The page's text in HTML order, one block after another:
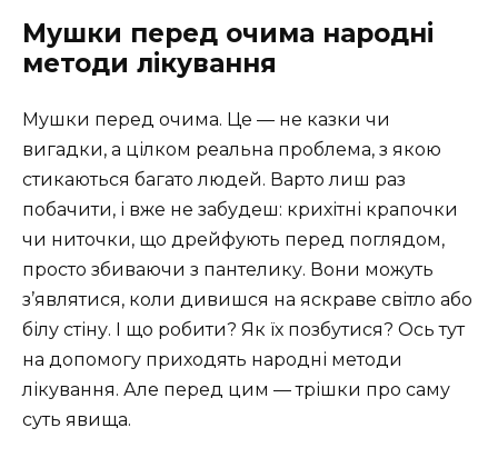
Мушки перед очима народні
методи лікування
Мушки перед очима. Це — не казки чи
вигадки, а цілком реальна проблема, з якою
стикаються багато людей. Варто лиш раз
побачити, і вже не забудеш: крихітні крапочки
чи ниточки, що дрейфують перед поглядом,
просто збиваючи з пантелику. Вони можуть
з’являтися, коли дивишся на яскраве світло або
білу стіну. І що робити? Як їх позбутися? Ось тут
на допомогу приходять народні методи
лікування. Але перед цим — трішки про саму
суть явища.